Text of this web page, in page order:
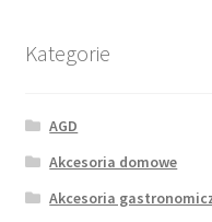
Kategorie
AGD
Akcesoria domowe
Akcesoria